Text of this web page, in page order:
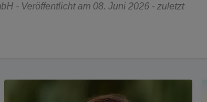
- Veröffentlicht am 08. Juni 2026 - zuletzt